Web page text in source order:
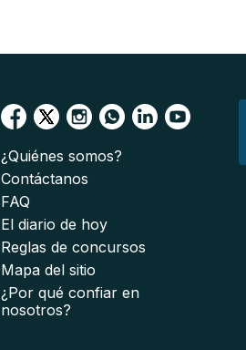
¿Quiénes somos?
Contáctanos
FAQ
El diario de hoy
Reglas de concursos
Mapa del sitio
¿Por qué confiar en
nosotros?